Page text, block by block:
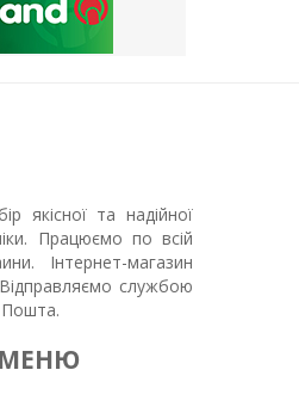
якісної та надійної
Працюємо по всій
Інтернет-магазин
службою
МЕНЮ